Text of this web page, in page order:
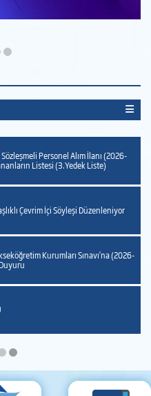
Personel Alım İlanı (2026-
Listesi (3.Yedek Liste)
Çevrim İçi Söyleşi Düzenleniyor
Kurumları Sınavı’na (2026-